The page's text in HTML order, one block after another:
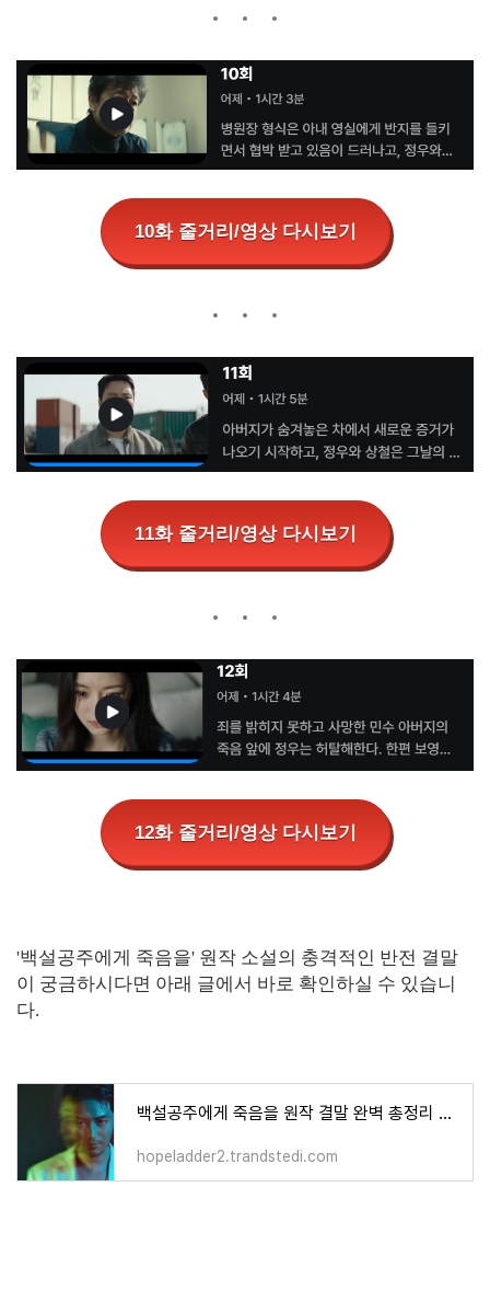
10화 줄거리/영상 다시보기
11화 줄거리/영상 다시보기
12화 줄거리/영상 다시보기
'백설공주에게 죽음을' 원작 소설의 충격적인 반전 결말
이 궁금하시다면 아래 글에서 바로 확인하실 수 있습니
다.
백설공주에게 죽음을 원작 결말 완벽 총정리 및 등장 인물 관계도
hopeladder2.trandstedi.com